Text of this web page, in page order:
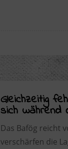
Gleichzeitig
sich während
Das Bafög reicht
verschärfen die